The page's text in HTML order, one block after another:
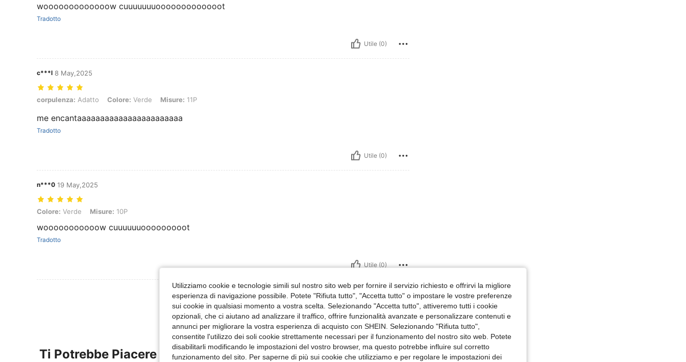
wooooooooooooow cuuuuuuuooooooooooooot
Tradotto
Utile (0)
c***l 8 May,2025
corpulenza: Adatto, Colore: Verde, Misure: 11P
corpulenza: Adatto Colore: Verde Misure: 11P
me encantaaaaaaaaaaaaaaaaaaaaaaa
Tradotto
Utile (0)
n***0 19 May,2025
Colore: Verde, Misure: 10P
Colore: Verde Misure: 10P
wooooooooooow cuuuuuuooooooooot
Tradotto
Utile (0)
Visualizza Altre Recensioni
Ti Potrebbe Piacere
Utilizziamo cookie e tecnologie simili sul nostro sito web per fornire il servizio richiesto e offrirvi la migliore
esperienza di navigazione possibile. Potete "Rifiuta tutto", "Accetta tutto" o impostare le vostre preferenze
sui cookie in qualsiasi momento a vostra scelta. Selezionando "Accetta tutto", attiveremo tutti i cookie
opzionali, che ci aiutano ad analizzare il traffico, offrire funzionalità avanzate e personalizzare contenuti e
annunci per migliorare la vostra esperienza di acquisto con SHEIN. Selezionando "Rifiuta tutto",
consentite l'utilizzo dei soli cookie strettamente necessari per il funzionamento del nostro sito web. Potete
disabilitarli modificando le impostazioni del vostro browser, ma questo potrebbe influire sul corretto
funzionamento del sito. Per saperne di più sui cookie che utilizziamo e per regolare le impostazioni dei